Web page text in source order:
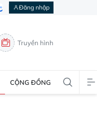
Đăng nhập
Truyền hình
CỘNG ĐỒNG